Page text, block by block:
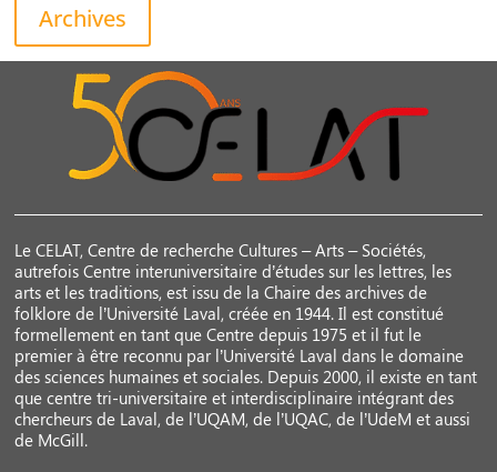
Archives
Le CELAT, Centre de recherche Cultures – Arts – Sociétés,
autrefois Centre interuniversitaire d’études sur les lettres, les
arts et les traditions, est issu de la Chaire des archives de
folklore de l’Université Laval, créée en 1944. Il est constitué
formellement en tant que Centre depuis 1975 et il fut le
premier à être reconnu par l’Université Laval dans le domaine
des sciences humaines et sociales. Depuis 2000, il existe en tant
que centre tri-universitaire et interdisciplinaire intégrant des
chercheurs de Laval, de l’UQAM, de l’UQAC, de l’UdeM et aussi
de McGill.